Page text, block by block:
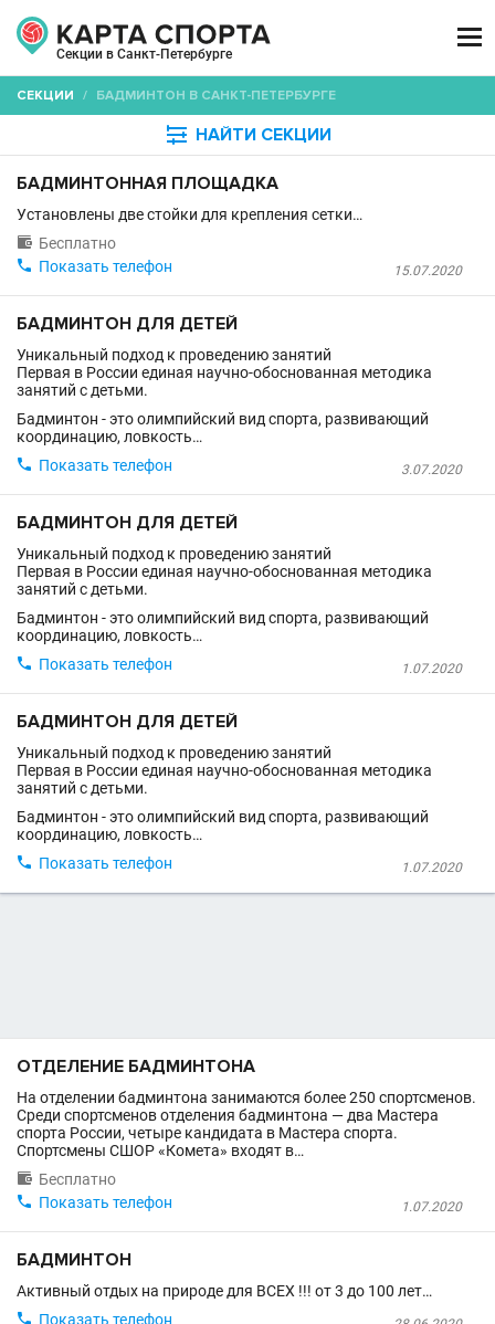
Секции в Санкт-Петербурге

СЕКЦИИ / БАДМИНТОН В САНКТ-ПЕТЕРБУРГЕ
 НАЙТИ СЕКЦИИ
БАДМИНТОННАЯ ПЛОЩАДКА
Установлены две стойки для крепления сетки…
 Бесплатно
15.07.2020
 Показать телефон
БАДМИНТОН ДЛЯ ДЕТЕЙ
Уникальный подход к проведению занятий
Первая в России единая научно-обоснованная методика
занятий с детьми.
Бадминтон - это олимпийский вид спорта, развивающий
координацию, ловкость…
3.07.2020
 Показать телефон
БАДМИНТОН ДЛЯ ДЕТЕЙ
Уникальный подход к проведению занятий
Первая в России единая научно-обоснованная методика
занятий с детьми.
Бадминтон - это олимпийский вид спорта, развивающий
координацию, ловкость…
1.07.2020
 Показать телефон
БАДМИНТОН ДЛЯ ДЕТЕЙ
Уникальный подход к проведению занятий
Первая в России единая научно-обоснованная методика
занятий с детьми.
Бадминтон - это олимпийский вид спорта, развивающий
координацию, ловкость…
1.07.2020
 Показать телефон
ОТДЕЛЕНИЕ БАДМИНТОНА
На отделении бадминтона занимаются более 250 спортсменов.
Среди спортсменов отделения бадминтона — два Мастера
спорта России, четыре кандидата в Мастера спорта.
Спортсмены СШОР «Комета» входят в…
 Бесплатно
1.07.2020
 Показать телефон
БАДМИНТОН
Активный отдых на природе для ВСЕХ !!! от 3 до 100 лет…
 Показать телефон